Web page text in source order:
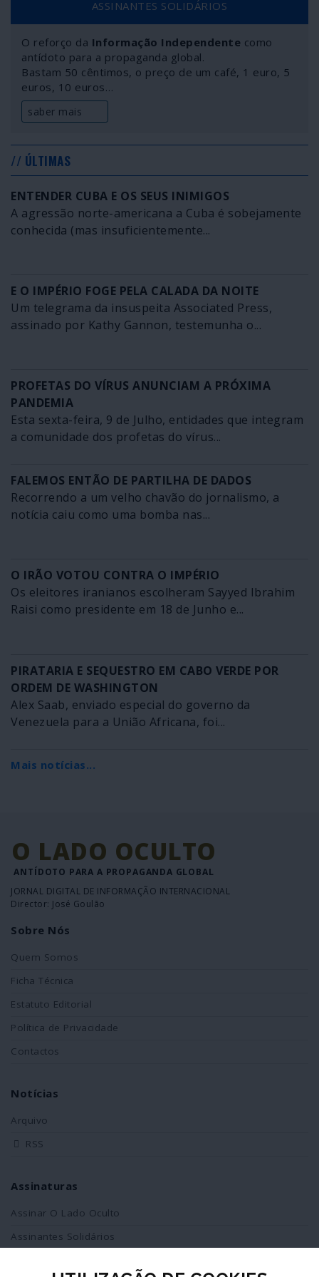
salvação no sacrifício de regiões da Terra, como a
Antártida.
ASSINANTES SOLIDÁRIOS
O reforço da Informação Independente como
antídoto para a propaganda global.
Bastam 50 cêntimos, o preço de um café, 1 euro, 5
euros, 10 euros…
saber mais
// ÚLTIMAS
ENTENDER CUBA E OS SEUS INIMIGOS
A agressão norte-americana a Cuba é sobejamente
conhecida (mas insuficientemente...
E O IMPÉRIO FOGE PELA CALADA DA NOITE
Um telegrama da insuspeita Associated Press,
assinado por Kathy Gannon, testemunha o...
PROFETAS DO VÍRUS ANUNCIAM A PRÓXIMA
PANDEMIA
Esta sexta-feira, 9 de Julho, entidades que integram
a comunidade dos profetas do vírus...
FALEMOS ENTÃO DE PARTILHA DE DADOS
Recorrendo a um velho chavão do jornalismo, a
notícia caiu como uma bomba nas...
O IRÃO VOTOU CONTRA O IMPÉRIO
Os eleitores iranianos escolheram Sayyed Ibrahim
Raisi como presidente em 18 de Junho e...
PIRATARIA E SEQUESTRO EM CABO VERDE POR
ORDEM DE WASHINGTON
Alex Saab, enviado especial do governo da
Venezuela para a União Africana, foi...
Mais notícias...
O LADO OCULTO
ANTÍDOTO PARA A PROPAGANDA GLOBAL
JORNAL DIGITAL DE INFORMAÇÃO INTERNACIONAL
Director: José Goulão
Sobre Nós
Quem Somos
Ficha Técnica
Estatuto Editorial
Política de Privacidade
Contactos
Notícias
Arquivo
RSS
Assinaturas
Assinar O Lado Oculto
Assinantes Solidários